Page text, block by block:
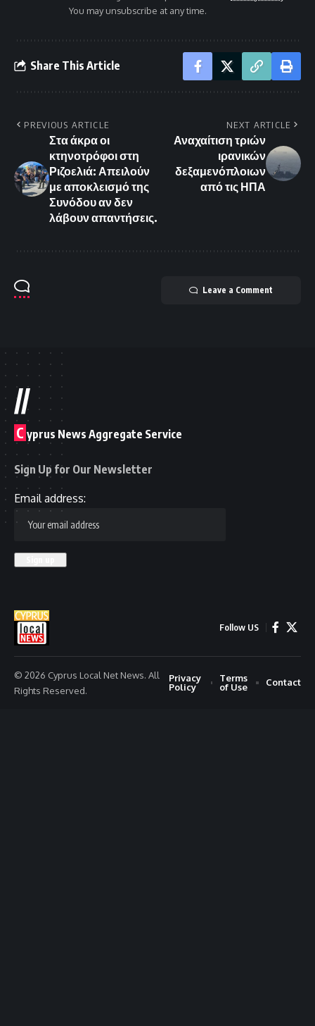
You may unsubscribe at any time.
Share This Article
PREVIOUS ARTICLE
Στα άκρα οι
κτηνοτρόφοι στη
Ριζοελιά: Απειλούν
με αποκλεισμό της
Συνόδου αν δεν
λάβουν απαντήσεις.
NEXT ARTICLE
Αναχαίτιση τριών
ιρανικών
δεξαμενόπλοιων
από τις ΗΠΑ
Leave a Comment
//
C yprus News Aggregate Service
Sign Up for Our Newsletter
Email address:
Follow US
© 2026 Cyprus Local Net News. All
Rights Reserved.
Privacy
Policy
Terms
of Use
Contact